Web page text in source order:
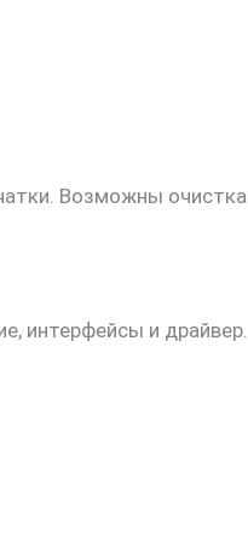
Возможны
интерфейсы и драйвер.